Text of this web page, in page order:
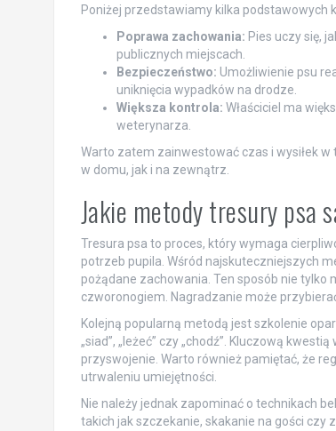
Poniżej przedstawiamy kilka podstawowych
Poprawa zachowania: Pies uczy się,
publicznych miejscach.
Bezpieczeństwo: Umożliwienie psu
uniknięcia wypadków na drodze.
Większa kontrola: Właściciel ma
weterynarza.
Warto zatem zainwestować czas i wysiłek
w domu, jak i na zewnątrz.
Jakie metody tresury psa
Tresura psa to proces, który wymaga
potrzeb pupila. Wśród najskuteczniejszych
pożądane zachowania. Ten sposób nie tylko
czworonogiem. Nagradzanie może
Kolejną popularną metodą jest szkolenie
„siad”, „leżeć” czy „chodź”. Kluczową
przyswojenie. Warto również pamiętać, że
utrwaleniu umiejętności.
Nie należy jednak zapominać o technikach
takich jak szczekanie, skakanie na gości czy